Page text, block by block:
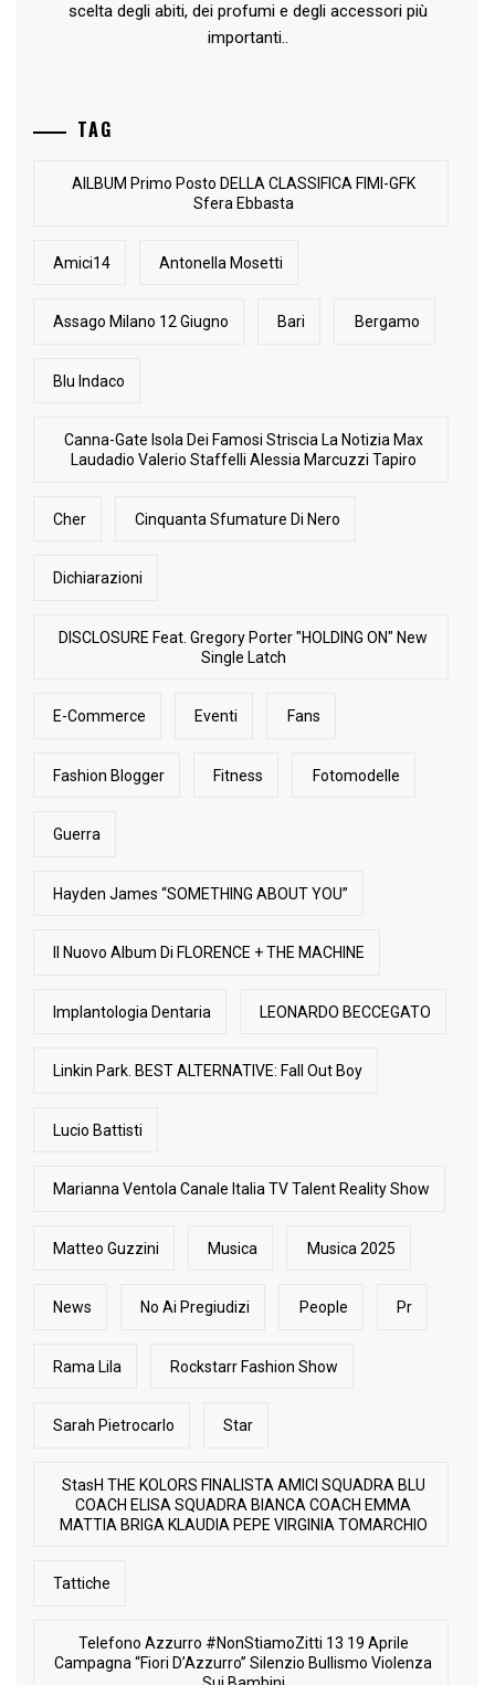
scelta degli abiti, dei profumi e degli accessori più
importanti..
TAG
AlLBUM Primo Posto DELLA CLASSIFICA FIMI-GFK
Sfera Ebbasta
Amici14 Antonella Mosetti
Assago Milano 12 Giugno Bari Bergamo
Blu Indaco
Canna-Gate Isola Dei Famosi Striscia La Notizia Max
Laudadio Valerio Staffelli Alessia Marcuzzi Tapiro
Cher Cinquanta Sfumature Di Nero
Dichiarazioni
DISCLOSURE Feat. Gregory Porter "HOLDING ON" New
Single Latch
E-Commerce Eventi Fans
Fashion Blogger Fitness Fotomodelle
Guerra
Hayden James “SOMETHING ABOUT YOU”
Il Nuovo Album Di FLORENCE + THE MACHINE
Implantologia Dentaria LEONARDO BECCEGATO
Linkin Park. BEST ALTERNATIVE: Fall Out Boy
Lucio Battisti
Marianna Ventola Canale Italia TV Talent Reality Show
Matteo Guzzini Musica Musica 2025
News No Ai Pregiudizi People Pr
Rama Lila Rockstarr Fashion Show
Sarah Pietrocarlo Star
StasH THE KOLORS FINALISTA AMICI SQUADRA BLU
COACH ELISA SQUADRA BIANCA COACH EMMA
MATTIA BRIGA KLAUDIA PEPE VIRGINIA TOMARCHIO
Tattiche
Telefono Azzurro #NonStiamoZitti 13 19 Aprile
Campagna “Fiori D’Azzurro” Silenzio Bullismo Violenza